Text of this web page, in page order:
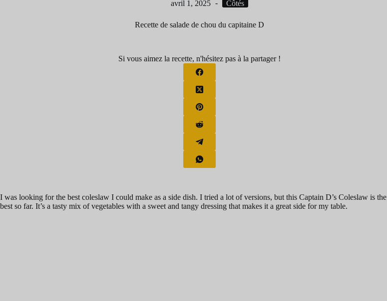
avril 1, 2025 Côtés
Recette de salade de chou du capitaine D
Si vous aimez la recette, n'hésitez pas à la partager !
I was looking for the best coleslaw I could make as a side dish. I tried a lot of versions, but this Captain D’s Coleslaw is the
best so far. It’s a tasty mix of vegetables with a sweet and tangy dressing that makes it a great side for my table.